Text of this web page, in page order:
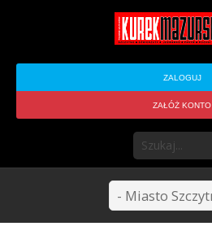
ZALOGUJ
ZAŁÓŻ KONTO